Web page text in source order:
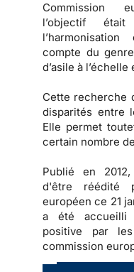
Commission
l’objectif
compte du
d’asile à
Cette recherche
disparités entre
Elle permet
certain nombre
Publié en
d'être réédité
européen ce 21
a été accueilli
positive par
commission